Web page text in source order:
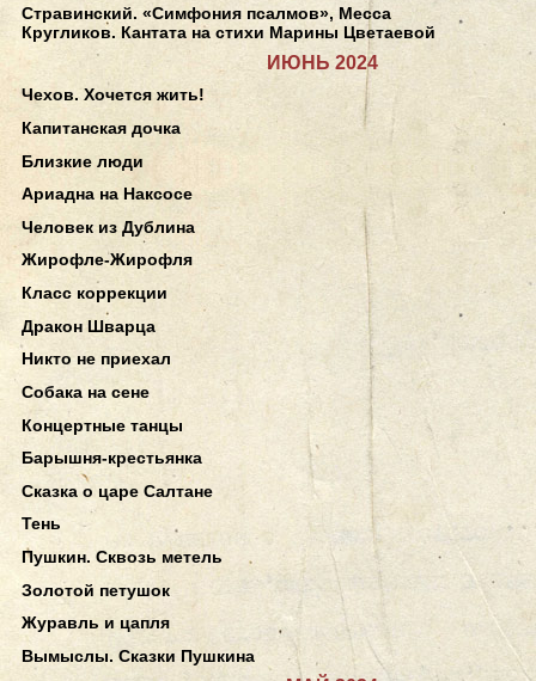
Стравинский. «Симфония псалмов», Месса
Кругликов. Кантата на стихи Марины Цветаевой
ИЮНЬ 2024
Чехов. Хочется жить!
Капитанская дочка
Близкие люди
Ариадна на Наксосе
Человек из Дублина
Жирофле-Жирофля
Класс коррекции
Дракон Шварца
Никто не приехал
Собака на сене
Концертные танцы
Барышня-крестьянка
Сказка о царе Салтане
Тень
Пушкин. Сквозь метель
Золотой петушок
Журавль и цапля
Вымыслы. Сказки Пушкина